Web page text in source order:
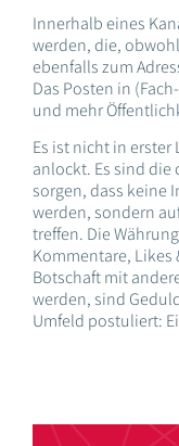
Innerhalb eines
werden, die,
ebenfalls zum
Das Posten in
und mehr
Es ist nicht in
anlockt. Es sind
sorgen, dass keine
werden, sondern
treffen. Die
Kommentare, Likes
Botschaft mit
werden, sind
Umfeld postuliert: